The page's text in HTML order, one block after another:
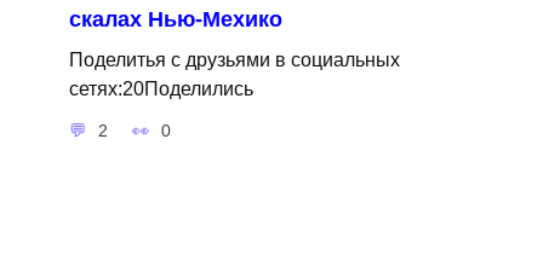
скалах Нью-Мехико
Поделитья с друзьями в социальных
сетях:20Поделились
2 0